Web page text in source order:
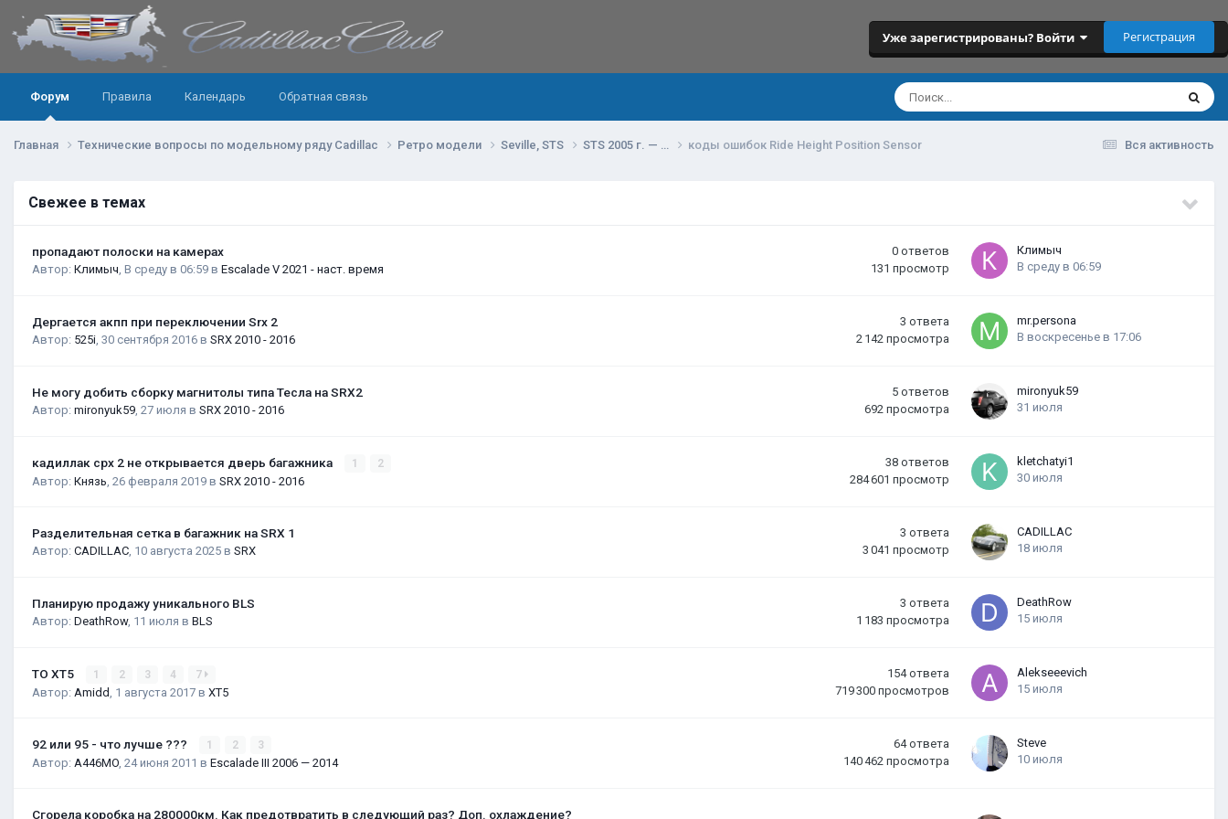
Уже зарегистрированы? Войти Регистрация
Форум Правила Календарь Обратная связь
Вся активность
Главная Технические вопросы по модельному ряду Cadillac Ретро модели Seville, STS STS 2005 г. — … коды ошибок Ride Height Position Sensor
Свежее в темах
пропадают полоски на камерах
Автор: Климыч В среду в 06:59 в Escalade V 2021 - наст. время
0 ответов
131 просмотр
Климыч
В среду в 06:59
Дергается акпп при переключении Srx 2
Автор: 525i 30 сентября 2016 в SRX 2010 - 2016
3 ответа
2 142 просмотра
mr.persona
В воскресенье в 17:06
Не могу добить сборку магнитолы типа Тесла на SRX2
Автор: mironyuk59 27 июля в SRX 2010 - 2016
5 ответов
692 просмотра
mironyuk59
31 июля
кадиллак срх 2 не открывается дверь багажника 1 2
Автор: Князь 26 февраля 2019 в SRX 2010 - 2016
38 ответов
284 601 просмотр
kletchatyi1
30 июля
Разделительная сетка в багажник на SRX 1
Автор: CADILLAC 10 августа 2025 в SRX
3 ответа
3 041 просмотр
CADILLAC
18 июля
Планирую продажу уникального BLS
Автор: DeathRow, 11 июля в BLS
3 ответа
1 183 просмотра
DeathRow
15 июля
ТО XT5 1 2 3 4 7
Автор: Amidd 1 августа 2017 в XT5
154 ответа
719 300 просмотров
Alekseeevich
15 июля
92 или 95 - что лучше ??? 1 2 3
Автор: A446MO 24 июня 2011 в Escalade III 2006 — 2014
64 ответа
140 462 просмотра
Steve
10 июля
Сгорела коробка на 280000км. Как предотвратить в следующий раз? Доп. охлаждение?